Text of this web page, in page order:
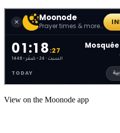
View on the Moonode app